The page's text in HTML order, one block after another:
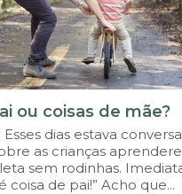
ou coisas de mãe?
Esses dias estava
as crianças
sem rodinhas.
coisa de pai!” Acho que...